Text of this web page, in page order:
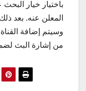
باختيار خيار
المعلن عنه. بعد
وسيتم إضافة
من إشارة البث